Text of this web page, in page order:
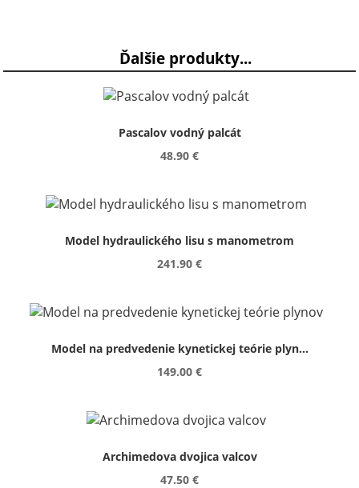
Ďalšie produkty...
Pascalov vodný palcát
48.90 €
Model hydraulického lisu s manometrom
241.90 €
Model na predvedenie kynetickej teórie plyn...
149.00 €
Archimedova dvojica valcov
47.50 €